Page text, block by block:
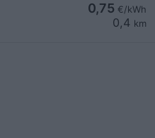
0,75 €/kWh
0,4 km